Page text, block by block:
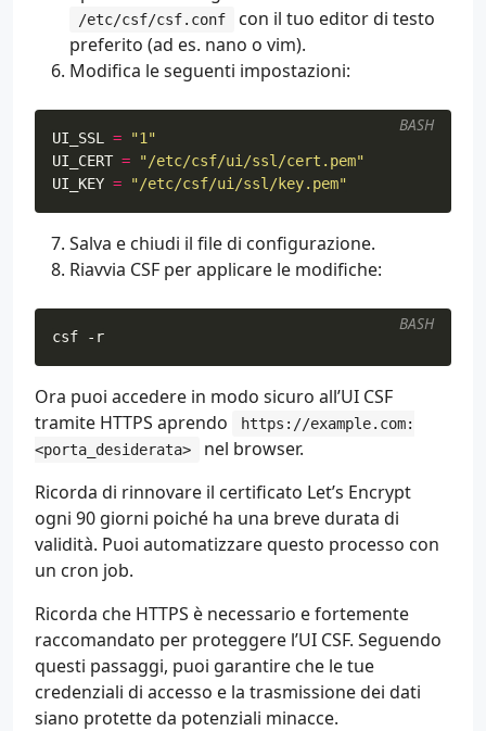
/etc/csf/csf.conf
con il tuo editor di testo
preferito (ad es. nano o vim).
Modifica le seguenti impostazioni:
UI_SSL =
"1"
UI_CERT =
"/etc/csf/ui/ssl/cert.pem"
UI_KEY = "/etc/csf/ui/ssl/key.pem"
BASH
Salva e chiudi il file di configurazione.
Riavvia CSF per applicare le modifiche:
csf -r
BASH
Ora puoi accedere in modo sicuro all’UI CSF
tramite HTTPS aprendo
https://example.com:
<porta_desiderata>
nel browser.
Ricorda di rinnovare il certificato Let’s Encrypt
ogni 90 giorni poiché ha una breve durata di
validità. Puoi automatizzare questo processo con
un cron job.
Ricorda che HTTPS è necessario e fortemente
raccomandato per proteggere l’UI CSF. Seguendo
questi passaggi, puoi garantire che le tue
credenziali di accesso e la trasmissione dei dati
siano protette da potenziali minacce.